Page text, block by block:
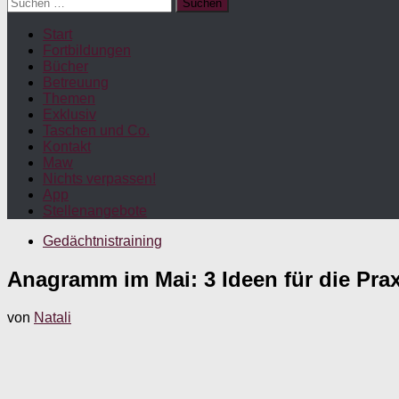
nach:
Start
Fortbildungen
Bücher
Betreuung
Themen
Exklusiv
Taschen und Co.
Kontakt
Maw
Nichts verpassen!
App
Stellenangebote
Gedächtnistraining
Anagramm im Mai: 3 Ideen für die
von Natali